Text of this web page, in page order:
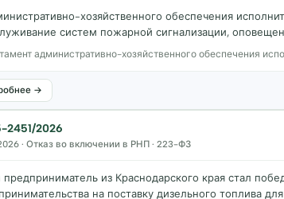
хозяйственного обеспечения
систем пожарной сигнализации,
административно-хозяйственного обеспечения
→
2026
· Отказ во включении в РНП · 223-ФЗ
из Краснодарского края стал
на поставку дизельного топлива